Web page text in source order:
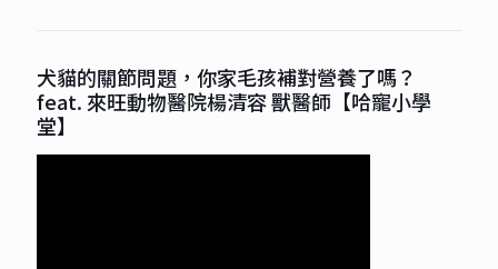
犬貓的關節問題，你家毛孩補對營養了嗎？
feat. 來旺動物醫院楊清容 獸醫師【哈寵小學
堂】